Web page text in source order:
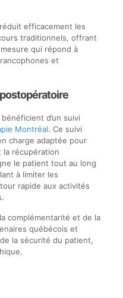
efficacement les
traditionnels, offrant
qui répond à
et
d’un suivi
Montréal. Ce suivi
charge adaptée pour
récupération
le patient tout au long
à limiter les
rapide aux activités
complémentarité et de la
québécois et
la sécurité du patient,